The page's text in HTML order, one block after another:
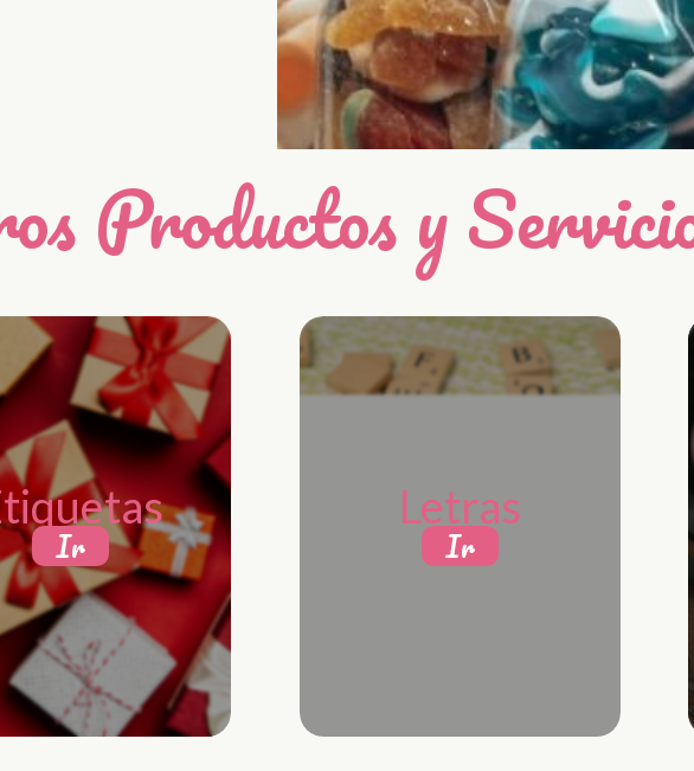
Productos y
Ir
Letras
Ir